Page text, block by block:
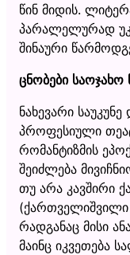
წინ მიდის.
პარალელურად
შინაური
ცნობები საოჯახო
ნახევარი
პროფესიული
რომანტიზმის
შეიძლება
თუ არა კავშირი
(ქართველიშვილი
რადგანაც მისი
მაინც იკვეთება